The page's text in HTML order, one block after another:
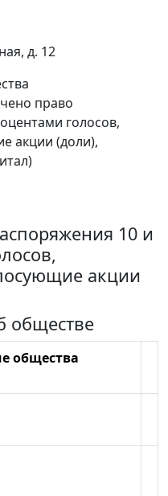
д. 12
право
голосов,
акции (доли),
10 и
акции
обществе
общества